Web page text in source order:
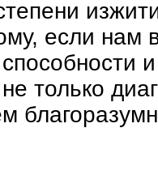
если нам
только